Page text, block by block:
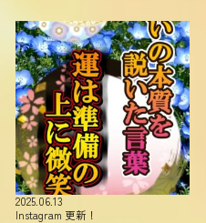
2025.06.13
Instagram 更新！